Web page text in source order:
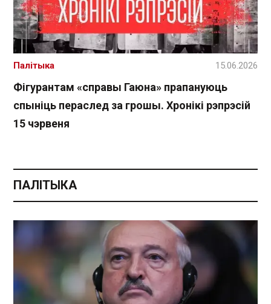
Фігурантам «справы Гаюна» прапануюць
спыніць пераслед за грошы. Хронікі рэпрэсій
15 чэрвеня
Палітыка 15.06.2026
ПАЛІТЫКА